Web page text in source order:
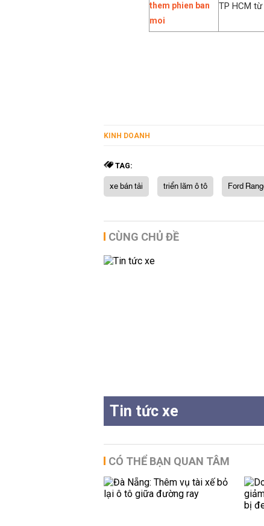
TP HCM
KINH DOANH
TAG:
xe bán tải triển lãm ô tô Ford
CÙNG CHỦ ĐỀ
Tin tức xe
CÓ THỂ BẠN QUAN TÂM